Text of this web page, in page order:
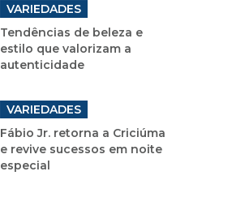
VARIEDADES
Tendências de beleza e
estilo que valorizam a
autenticidade
VARIEDADES
Fábio Jr. retorna a Criciúma
e revive sucessos em noite
especial